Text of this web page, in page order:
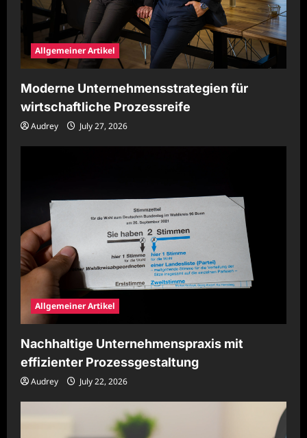
Allgemeiner Artikel
Moderne Unternehmensstrategien für
wirtschaftliche Prozessreife
Audrey July 27, 2026
Allgemeiner Artikel
Nachhaltige Unternehmenspraxis mit
effizienter Prozessgestaltung
Audrey July 22, 2026